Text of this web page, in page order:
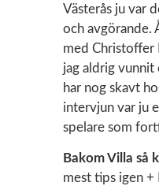
Västerås ju var
och avgörande.
med Christoffer
jag aldrig vunnit
har nog skavt
intervjun var ju
spelare som
Bakom Villa så
mest tips igen